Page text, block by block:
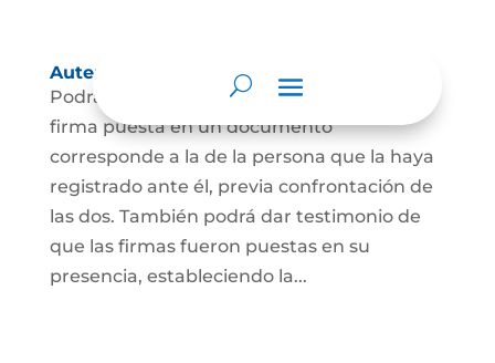
Autenticación de Firma
Podrá dar testimonio escrito de que la
firma puesta en un documento
corresponde a la de la persona que la haya
registrado ante él, previa confrontación de
las dos. También podrá dar testimonio de
que las firmas fueron puestas en su
presencia, estableciendo la...